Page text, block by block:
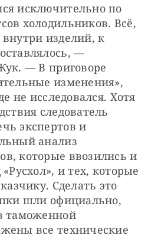
исключительно по
холодильников. Всё,
изделий, к
—
— В приговоре
изменения»,
не исследовался. Хотя
следователь
экспертов и
анализ
которые ввозились и
и тех, которые
Сделать это
шли официально,
таможенной
все технические